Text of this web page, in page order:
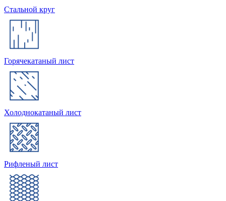
Стальной круг
Горячекатаный лист
Холоднокатаный лист
Рифленый лист